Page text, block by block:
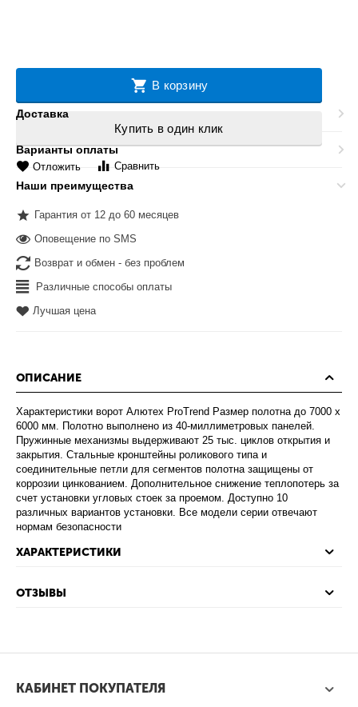
В корзину
Купить в один клик
Отложить Сравнить
Доставка
Варианты оплаты
Наши преимущества
Гарантия от 12 до 60 месяцев
Оповещение по SMS
Возврат и обмен - без проблем
Различные способы оплаты
Лучшая цена
ОПИСАНИЕ
Характеристики ворот Алютех ProTrend Размер полотна до 7000 х
6000 мм. Полотно выполнено из 40-миллиметровых панелей.
Пружинные механизмы выдерживают 25 тыс. циклов открытия и
закрытия. Стальные кронштейны роликового типа и
соединительные петли для сегментов полотна защищены от
коррозии цинкованием. Дополнительное снижение теплопотерь за
счет установки угловых стоек за проемом. Доступно 10
различных вариантов установки. Все модели серии отвечают
нормам безопасности
ХАРАКТЕРИСТИКИ
ОТЗЫВЫ
КАБИНЕТ ПОКУПАТЕЛЯ